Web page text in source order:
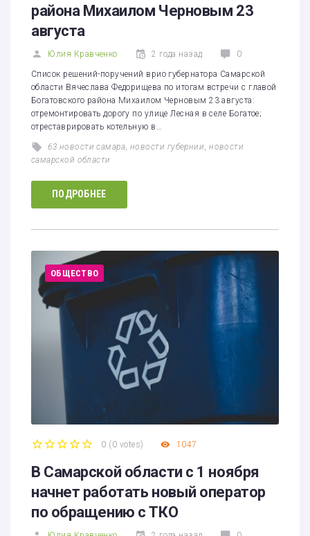
района Михаилом Черновым 23
августа
Юлия Кравченко 2 года назад 0
Список решений-поручений врио губернатора Самарской
области Вячеслава Федорищева по итогам встречи с главой
Богатовского района Михаилом Черновым 23 августа:
отремонтировать дорогу по улице Лесная в селе Богатое;
отреставрировать котельную в…
63 новости самара,новости губернии,новости
самарской области
ПОДРОБНЕЕ
ОБЩЕСТВО
0 ( 0 votes) 1047
В Самарской области с 1 ноября
начнет работать новый оператор
по обращению с ТКО